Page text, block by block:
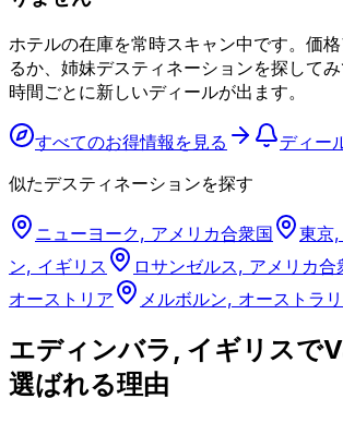
ホテルの在庫を常時スキャン中です。価
るか、姉妹デスティネーションを探して
時間ごとに新しいディールが出ます。
すべてのお得情報を見る
ディー
似たデスティネーションを探す
ニューヨーク, アメリカ合衆国 東京
ン, イギリス
ロサンゼルス, アメリカ合
オーストリア
メルボルン, オーストラ
エディンバラ, イギリスで
選ばれる理由